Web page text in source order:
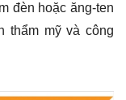
đèn hoặc ăng-ten
thẩm mỹ và công